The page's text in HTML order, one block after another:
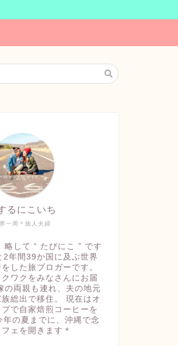
一周＊旅人夫婦
るにこいち
略して “ たびにこ ” です
2年間39か国に及ぶ世界
した旅ブロガーです。
ワクをみなさんにお届
の両親も連れ、夫の地元
総出で移住。 現在はオ
で自家焙煎コーヒーを
の夏までに、沖縄で念
ェを開きます＊